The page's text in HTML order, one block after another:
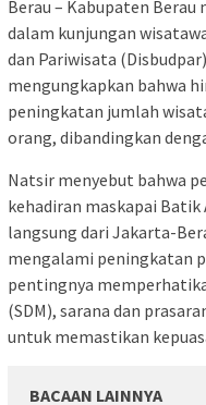
Berau – Kabupaten
dalam kunjungan
dan Pariwisata
mengungkapkan bahwa
peningkatan jumlah
orang, dibandingkan
Natsir menyebut bahwa
kehadiran maskapai
langsung dari Jakarta-
mengalami peningkatan
pentingnya
(SDM), sarana dan
untuk memastikan
BACAAN LAINNYA